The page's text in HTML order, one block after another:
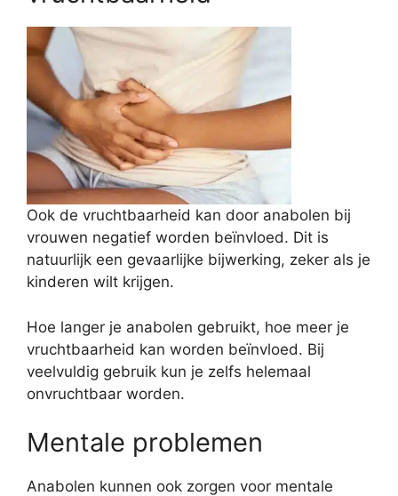
Ook de vruchtbaarheid kan door anabolen bij
vrouwen negatief worden beïnvloed. Dit is
natuurlijk een gevaarlijke bijwerking, zeker als je
kinderen wilt krijgen.
Hoe langer je anabolen gebruikt, hoe meer je
vruchtbaarheid kan worden beïnvloed. Bij
veelvuldig gebruik kun je zelfs helemaal
onvruchtbaar worden.
Mentale problemen
Anabolen kunnen ook zorgen voor mentale